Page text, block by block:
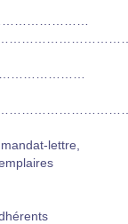
lettre,